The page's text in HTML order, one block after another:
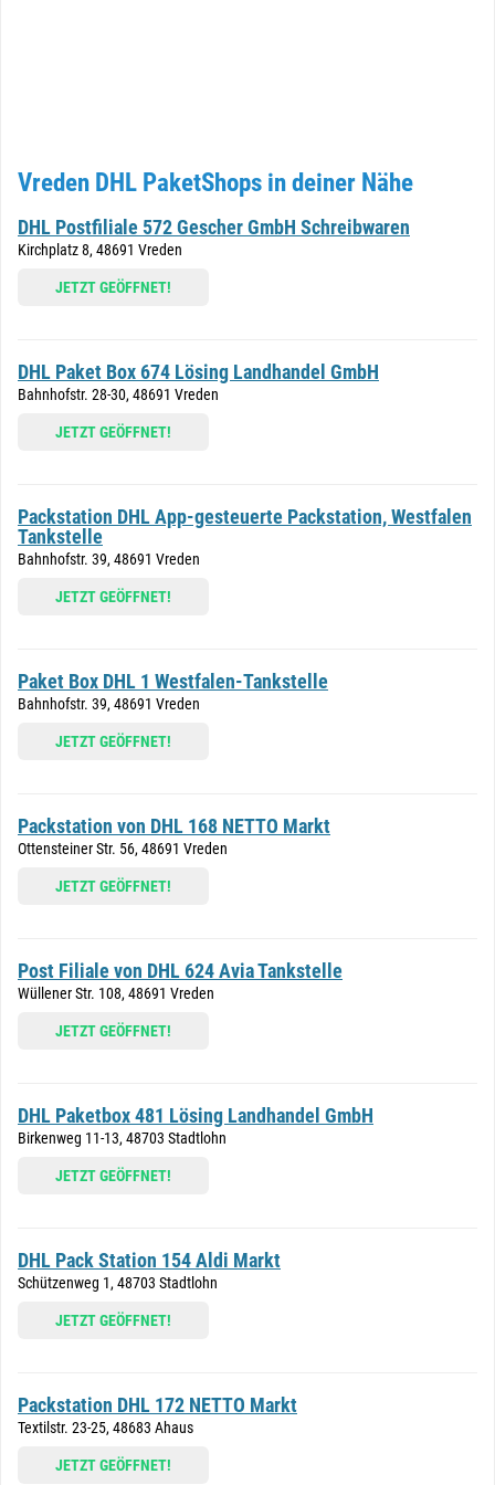
Vreden DHL PaketShops in deiner Nähe
DHL Postfiliale 572 Gescher GmbH Schreibwaren
Kirchplatz 8, 48691 Vreden
JETZT GEÖFFNET!
DHL Paket Box 674 Lösing Landhandel GmbH
Bahnhofstr. 28-30, 48691 Vreden
JETZT GEÖFFNET!
Packstation DHL App-gesteuerte Packstation, Westfalen
Tankstelle
Bahnhofstr. 39, 48691 Vreden
JETZT GEÖFFNET!
Paket Box DHL 1 Westfalen-Tankstelle
Bahnhofstr. 39, 48691 Vreden
JETZT GEÖFFNET!
Packstation von DHL 168 NETTO Markt
Ottensteiner Str. 56, 48691 Vreden
JETZT GEÖFFNET!
Post Filiale von DHL 624 Avia Tankstelle
Wüllener Str. 108, 48691 Vreden
JETZT GEÖFFNET!
DHL Paketbox 481 Lösing Landhandel GmbH
Birkenweg 11-13, 48703 Stadtlohn
JETZT GEÖFFNET!
DHL Pack Station 154 Aldi Markt
Schützenweg 1, 48703 Stadtlohn
JETZT GEÖFFNET!
Packstation DHL 172 NETTO Markt
Textilstr. 23-25, 48683 Ahaus
JETZT GEÖFFNET!